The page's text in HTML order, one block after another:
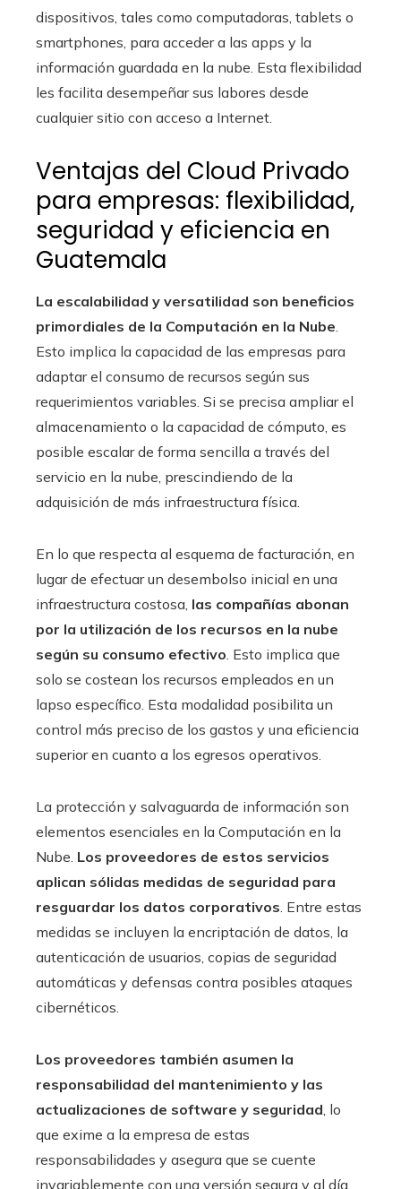
dispositivos, tales como computadoras, tablets o
smartphones, para acceder a las apps y la
información guardada en la nube. Esta flexibilidad
les facilita desempeñar sus labores desde
cualquier sitio con acceso a Internet.
Ventajas del Cloud Privado
para empresas: flexibilidad,
seguridad y eficiencia en
Guatemala
La escalabilidad y versatilidad son beneficios
primordiales de la Computación en la Nube.
Esto implica la capacidad de las empresas para
adaptar el consumo de recursos según sus
requerimientos variables. Si se precisa ampliar el
almacenamiento o la capacidad de cómputo, es
posible escalar de forma sencilla a través del
servicio en la nube, prescindiendo de la
adquisición de más infraestructura física.
En lo que respecta al esquema de facturación, en
lugar de efectuar un desembolso inicial en una
infraestructura costosa, las compañías abonan
por la utilización de los recursos en la nube
según su consumo efectivo. Esto implica que
solo se costean los recursos empleados en un
lapso específico. Esta modalidad posibilita un
control más preciso de los gastos y una eficiencia
superior en cuanto a los egresos operativos.
La protección y salvaguarda de información son
elementos esenciales en la Computación en la
Nube. Los proveedores de estos servicios
aplican sólidas medidas de seguridad para
resguardar los datos corporativos. Entre estas
medidas se incluyen la encriptación de datos, la
autenticación de usuarios, copias de seguridad
automáticas y defensas contra posibles ataques
cibernéticos.
Los proveedores también asumen la
responsabilidad del mantenimiento y las
actualizaciones de software y seguridad, lo
que exime a la empresa de estas
responsabilidades y asegura que se cuente
invariablemente con una versión segura y al día